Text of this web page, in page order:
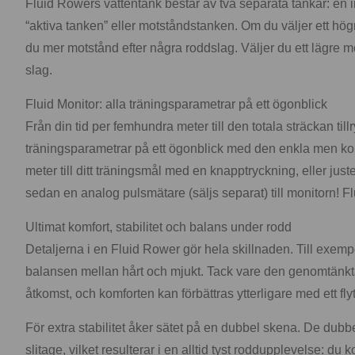
Fluid Rowers vattentank består av två separata tankar:
“aktiva tanken” eller motståndstanken. Om du väljer ett
du mer motstånd efter några roddslag. Väljer du ett lägre
slag.
Fluid Monitor: alla träningsparametrar på ett ögonblick
Från din tid per femhundra meter till den totala sträckan
träningsparametrar på ett ögonblick med den enkla men
meter till ditt träningsmål med en knapptryckning, eller
sedan en analog pulsmätare (säljs separat) till monitorn!
Ultimat komfort, stabilitet och balans under rodd
Detaljerna i en Fluid Rower gör hela skillnaden. Till
balansen mellan hårt och mjukt. Tack vare den
åtkomst, och komforten kan förbättras ytterligare med ett
För extra stabilitet åker sätet på en dubbel skena. De
slitage, vilket resulterar i en alltid tyst roddupplevelse: du